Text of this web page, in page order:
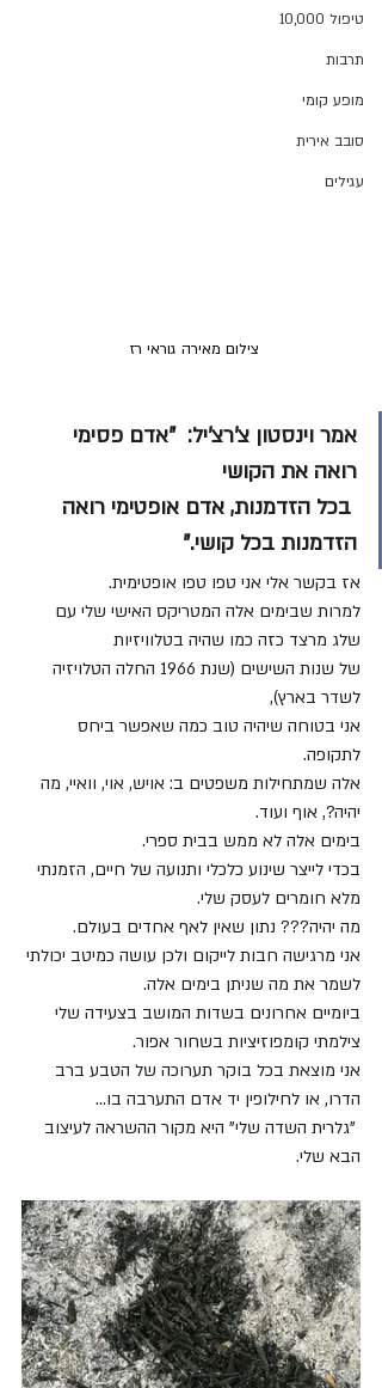
טיפול 10,000
תרבות
מופע קומי
סובב אירית
עגילים
צילום מאירה גוראי רז
אמר וינסטון צ'רצ'יל:  "אדם פסימי
רואה את הקושי
בכל הזדמנות, אדם אופטימי רואה
הזדמנות בכל קושי."
אז בקשר אלי אני טפו טפו אופטימית.
למרות שבימים אלה המטריקס האישי שלי עם
שלג מרצד כזה כמו שהיה בטלוויזיות
של שנות השישים (שנת 1966 החלה הטלויזיה
לשדר בארץ),
אני בטוחה שיהיה טוב כמה שאפשר ביחס
לתקופה.
אלה שמתחילות משפטים ב: אויש, אוי, וואיי, מה
יהיה?, אוף ועוד.
בימים אלה לא ממש בבית ספרי.
בכדי לייצר שינוע כלכלי ותנועה של חיים, הזמנתי
מלא חומרים לעסק שלי.
מה יהיה??? נתון שאין לאף אחדים בעולם.
אני מרגישה חבות לייקום ולכן עושה כמיטב יכולתי
לשמר את מה שניתן בימים אלה.
ביומיים אחרונים בשדות המושב בצעידה שלי
צילמתי קומפוזיציות בשחור אפור.
אני מוצאת בכל בוקר תערוכה של הטבע ברב
הדרו, או לחילופין יד אדם התערבה בו...
"גלרית השדה שלי" היא מקור ההשראה לעיצוב
הבא שלי.